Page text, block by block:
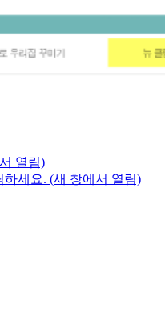
열림)
세요. (새 창에서 열림)